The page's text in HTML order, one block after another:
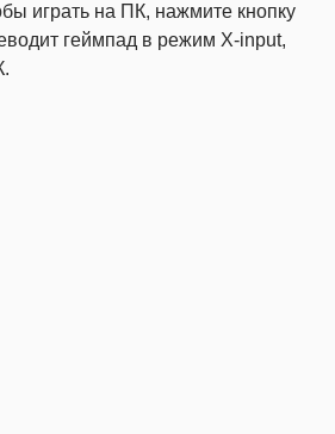
играть на ПК, нажмите кнопку
геймпад в режим X-input,